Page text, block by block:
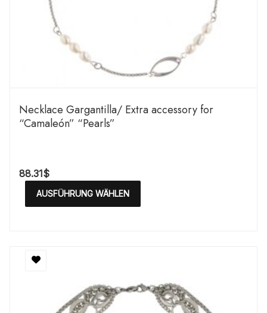
Necklace Gargantilla/ Extra accessory for
“Camaleón” “Pearls”
88.31$
AUSFÜHRUNG WÄHLEN